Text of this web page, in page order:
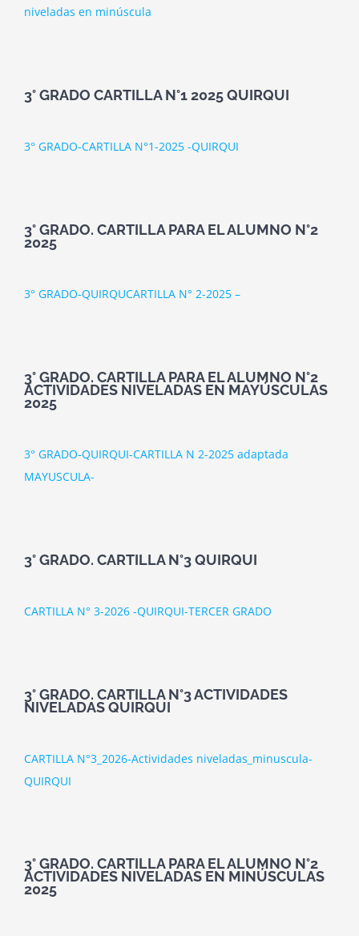
niveladas en minúscula
3° GRADO CARTILLA N°1 2025 QUIRQUI
3° GRADO-CARTILLA N°1-2025 -QUIRQUI
3° GRADO. CARTILLA PARA EL ALUMNO N°2
2025
3° GRADO-QUIRQUCARTILLA N° 2-2025 –
3° GRADO. CARTILLA PARA EL ALUMNO N°2
ACTIVIDADES NIVELADAS EN MAYÚSCULAS
2025
3° GRADO-QUIRQUI-CARTILLA N 2-2025 adaptada
MAYUSCULA-
3° GRADO. CARTILLA N°3 QUIRQUI
CARTILLA N° 3-2026 -QUIRQUI-TERCER GRADO
3° GRADO. CARTILLA N°3 ACTIVIDADES
NIVELADAS QUIRQUI
CARTILLA N°3_2026-Actividades niveladas_minuscula-
QUIRQUI
3° GRADO. CARTILLA PARA EL ALUMNO N°2
ACTIVIDADES NIVELADAS EN MINÚSCULAS
2025